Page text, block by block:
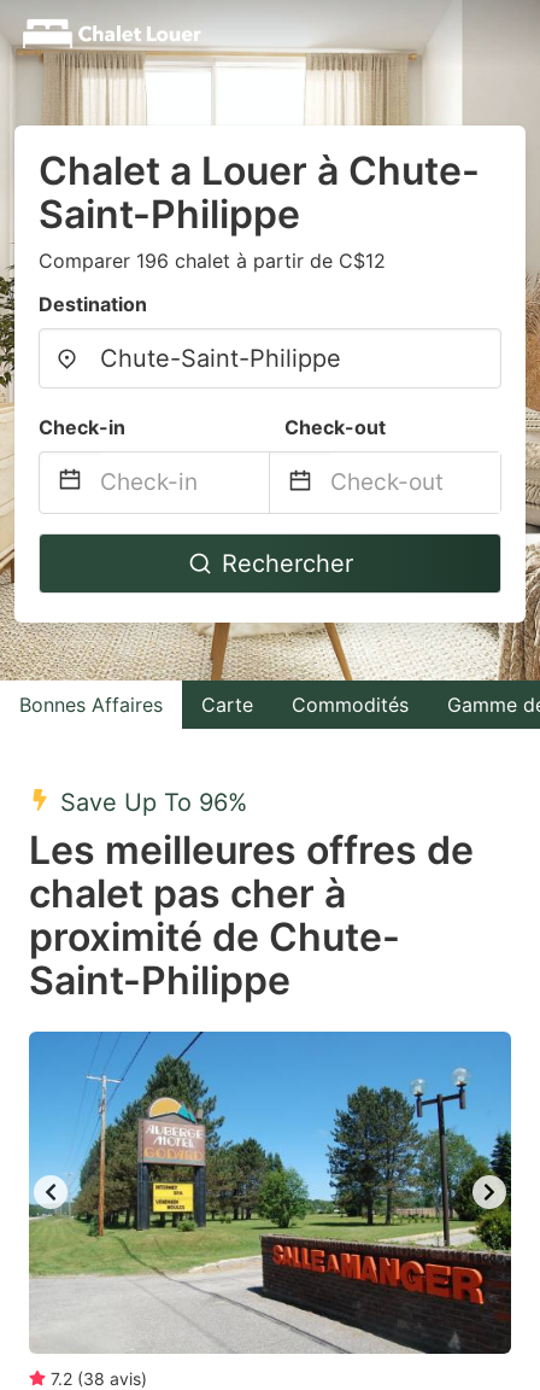
Chalet a Louer à Chute-
Saint-Philippe
Comparer 196 chalet à partir de C$12
Destination
Check-in Check-out
Navigate
to
interact
with
the
select
date.
Press
the
question
mark
key
to
get
the
keyboard
shortcuts
changing
dates.
Navigate
backward
to
interact
with
the
a
date.
Press
mark
to
get
the
keyboard
shortcuts
for
changing
dates.
Rechercher
Bonnes Affaires Carte Commodités Gamme
Save Up To 96%
Les meilleures offres de
chalet pas cher à
proximité de Chute-
Saint-Philippe
7.2 (38 avis)